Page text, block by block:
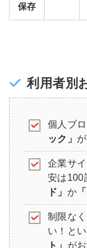
保存
利用者別
個人ブ
ック」
企業サ
安は100
ド」 か
制限な
い！と
ト」 が